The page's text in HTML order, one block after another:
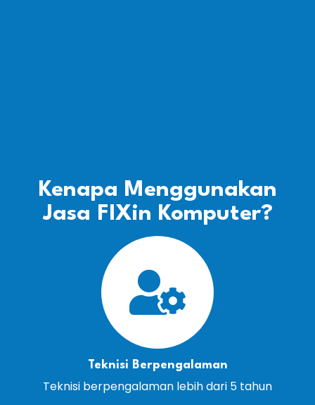
Kenapa Menggunakan
Jasa FIXin Komputer?
Teknisi Berpengalaman
Teknisi berpengalaman lebih dari 5 tahun